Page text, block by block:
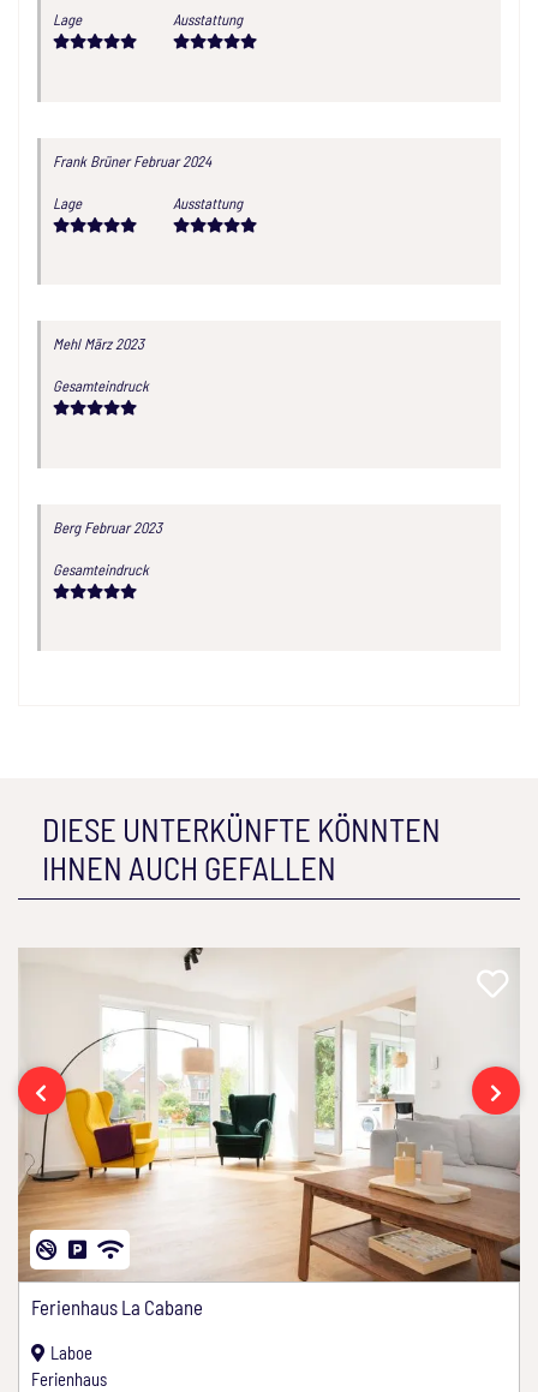
Lage Ausstattung
Frank Brüner Februar 2024
Lage Ausstattung
Mehl März 2023
Gesamteindruck
Berg Februar 2023
Gesamteindruck
DIESE UNTERKÜNFTE KÖNNTEN
IHNEN AUCH GEFALLEN
Ferienhaus La Cabane
Laboe
Ferienhaus
‹ ›